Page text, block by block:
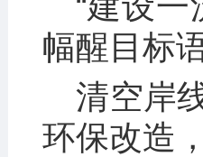
幅醒目标
清空岸
环保改造